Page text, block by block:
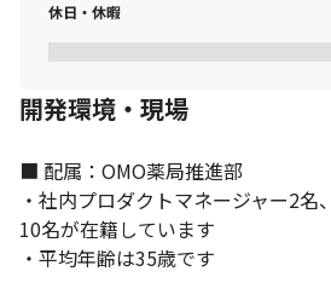
休日・休暇
開発環境・現場
■ 配属：OMO薬局推進部
・社内プロダクトマネージャー2名
10名が在籍しています
・平均年齢は35歳です